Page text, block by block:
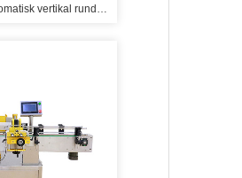
vertikal rund flaskmärkningsmaskin